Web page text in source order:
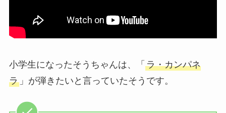
小学生になったそうちゃんは、「 ラ・カンパネ
ラ」が弾きたいと言っていたそうです。